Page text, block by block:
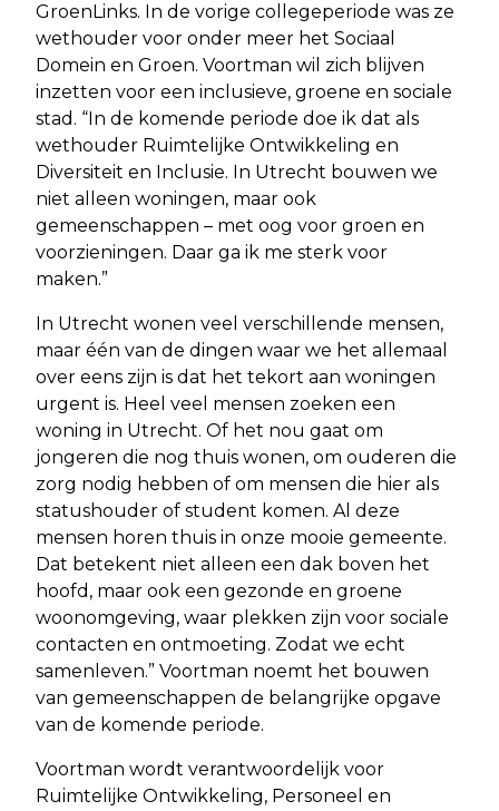
GroenLinks. In de vorige collegeperiode was ze
wethouder voor onder meer het Sociaal
Domein en Groen. Voortman wil zich blijven
inzetten voor een inclusieve, groene en sociale
stad. “In de komende periode doe ik dat als
wethouder Ruimtelijke Ontwikkeling en
Diversiteit en Inclusie. In Utrecht bouwen we
niet alleen woningen, maar ook
gemeenschappen – met oog voor groen en
voorzieningen. Daar ga ik me sterk voor
maken.”
In Utrecht wonen veel verschillende mensen,
maar één van de dingen waar we het allemaal
over eens zijn is dat het tekort aan woningen
urgent is. Heel veel mensen zoeken een
woning in Utrecht. Of het nou gaat om
jongeren die nog thuis wonen, om ouderen die
zorg nodig hebben of om mensen die hier als
statushouder of student komen. Al deze
mensen horen thuis in onze mooie gemeente.
Dat betekent niet alleen een dak boven het
hoofd, maar ook een gezonde en groene
woonomgeving, waar plekken zijn voor sociale
contacten en ontmoeting. Zodat we echt
samenleven.” Voortman noemt het bouwen
van gemeenschappen de belangrijke opgave
van de komende periode.
Voortman wordt verantwoordelijk voor
Ruimtelijke Ontwikkeling, Personeel en